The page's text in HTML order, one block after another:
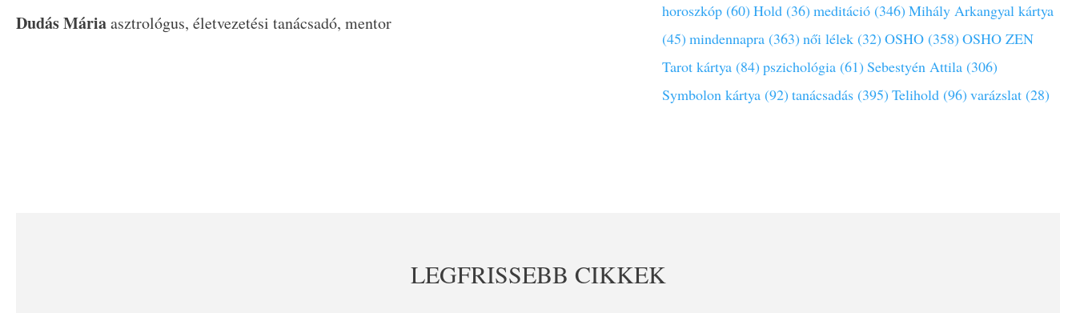
Dudás Máriaasztrológus, életvezetési tanácsadó, mentor
horoszkóp (60) Hold (36) meditáció (346) Mihály Arkangyal kártya
(45) mindennapra (363) női lélek (32) OSHO (358) OSHO ZEN
Tarot kártya (84) pszichológia (61) Sebestyén Attila (306)
Symbolon kártya (92) tanácsadás (395) Telihold (96) varázslat (28)
LEGFRISSEBB CIKKEK